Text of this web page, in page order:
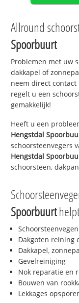
Allround
Spoorbuurt
Problemen met uw
dakkapel of
neem direct contact
regelt u een
gemakkelijk!
Heeft u een
Hengstdal
schoorsteenvegers
Hengstdal
schoorsteen,
Spoorbuurt
Dakgoten reining
Dakkapel,
Gevelreiniging
Nok reparatie en
Bouwen van
Lekkages